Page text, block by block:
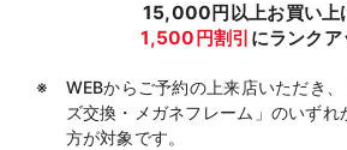
15,000円以上お買い上
1,500円割引 にランクア
WEBからご予約の上来店いただき
ズ交換・メガネフレーム」のいずれ
方が対象です。